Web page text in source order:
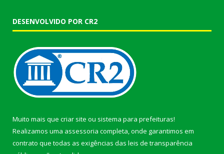
DESENVOLVIDO POR CR2
Muito mais que criar site ou sistema para prefeituras!
Realizamos uma assessoria completa, onde garantimos em
contrato que todas as exigências das leis de transparência